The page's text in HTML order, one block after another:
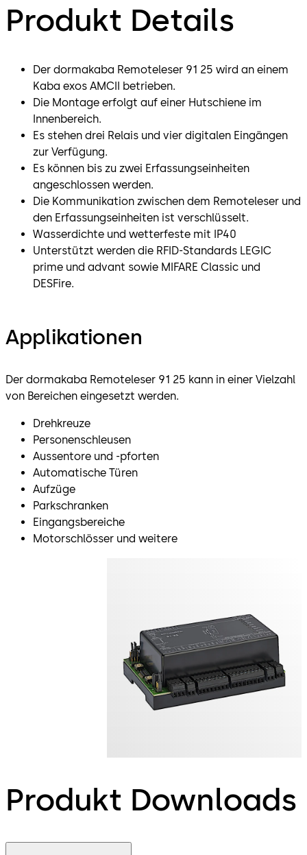
Produkt Details
Der dormakaba Remoteleser 91 25 wird an einem
Kaba exos AMCII betrieben.
Die Montage erfolgt auf einer Hutschiene im
Innenbereich.
Es stehen drei Relais und vier digitalen Eingängen
zur Verfügung.
Es können bis zu zwei Erfassungseinheiten
angeschlossen werden.
Die Kommunikation zwischen dem Remoteleser und
den Erfassungseinheiten ist verschlüsselt.
Wasserdichte und wetterfeste mit IP40
Unterstützt werden die RFID-Standards LEGIC
prime und advant sowie MIFARE Classic und
DESFire.
Applikationen
Der dormakaba Remoteleser 91 25 kann in einer Vielzahl
von Bereichen eingesetzt werden.
Drehkreuze
Personenschleusen
Aussentore und -pforten
Automatische Türen
Aufzüge
Parkschranken
Eingangsbereiche
Motorschlösser und weitere
Produkt Downloads